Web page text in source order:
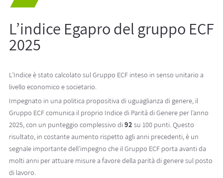
L’indice Egapro del gruppo ECF
2025
L’Indice è stato calcolato sul Gruppo ECF inteso in senso unitario a
livello economico e societario.
Impegnato in una politica propositiva di uguaglianza di genere, il
Gruppo ECF comunica il proprio Indice di Parità di Genere per l’anno
2025, con un punteggio complessivo di 92 su 100 punti. Questo
risultato, in costante aumento rispetto agli anni precedenti, è un
segnale importante dell’impegno che il Gruppo ECF porta avanti da
molti anni per attuare misure a favore della parità di genere sul posto
di lavoro.